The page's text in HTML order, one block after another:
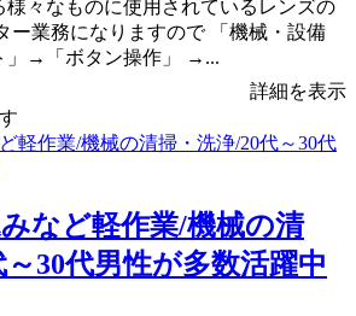
様々なものに使用されているレンズの
ー業務になりますので 「機械・設備
」→「ボタン操作」 →...
詳細を表示
など軽作業/機械の清
30代男性が多数活躍中